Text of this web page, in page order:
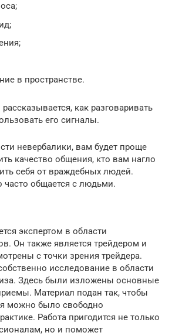
в пространстве.
как разговаривать
его сигналы.
невербалики, вам будет проще
качество общения, кто вам нагло
себя от враждебных людей.
часто общается с людьми.
экспертом в области
Он также является трейдером и
с точки зрения трейдера.
исследование в области
Здесь были изложены основные
Материал подан так, чтобы
можно было свободно
Работа пригодится не только
но и поможет